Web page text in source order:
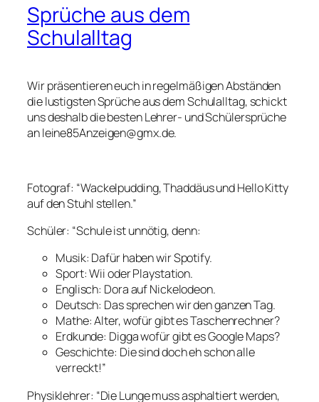
Sprüche aus dem
Schulalltag
Wir präsentieren euch in regelmäßigen Abständen
die lustigsten Sprüche aus dem Schulalltag, schickt
uns deshalb die besten Lehrer- und Schülersprüche
an leine85Anzeigen@gmx.de.
Fotograf: “Wackelpudding, Thaddäus und Hello Kitty
auf den Stuhl stellen.”
Schüler: “Schule ist unnötig, denn:
Musik: Dafür haben wir Spotify.
Sport: Wii oder Playstation.
Englisch: Dora auf Nickelodeon.
Deutsch: Das sprechen wir den ganzen Tag.
Mathe: Alter, wofür gibt es Taschenrechner?
Erdkunde: Digga wofür gibt es Google Maps?
Geschichte: Die sind doch eh schon alle
verreckt!”
Physiklehrer: “Die Lunge muss asphaltiert werden,